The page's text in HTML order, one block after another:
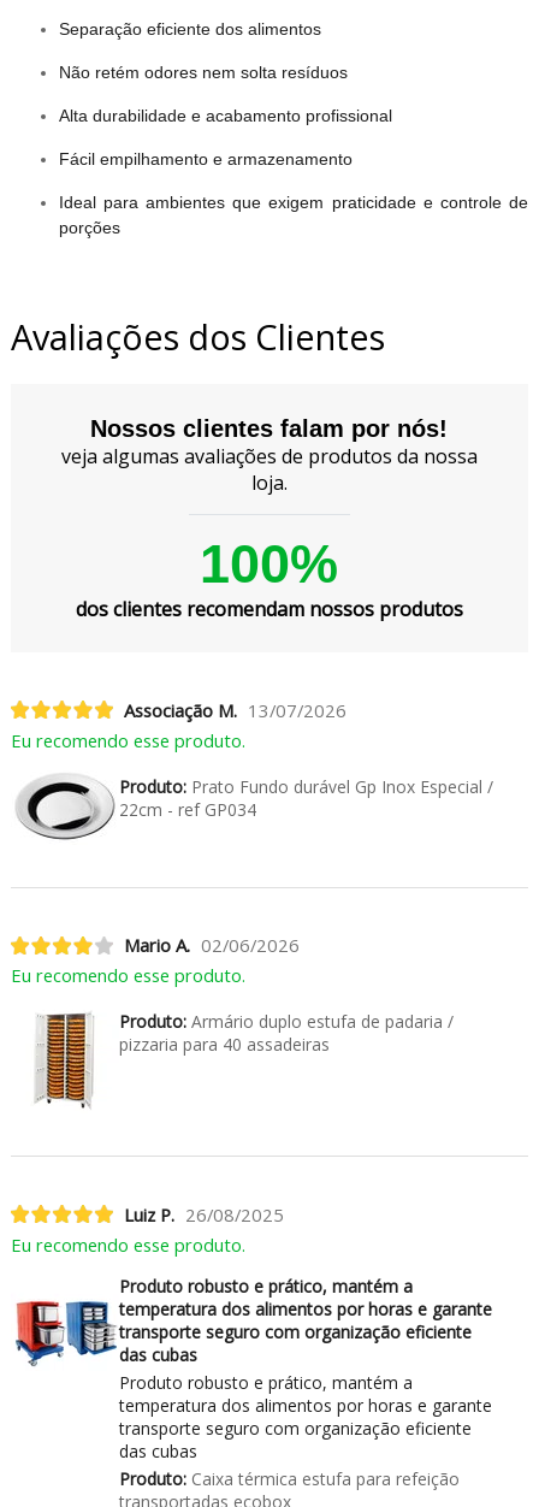
Separação eficiente dos alimentos
Não retém odores nem solta resíduos
Alta durabilidade e acabamento profissional
Fácil empilhamento e armazenamento
Ideal para ambientes que exigem praticidade e controle de
porções
Avaliações dos Clientes
Nossos clientes falam por nós!
veja algumas avaliações de produtos da nossa
loja.
100%
dos clientes recomendam nossos produtos
Associação M. 13/07/2026
Eu recomendo esse produto.
Produto:Prato Fundo durável Gp Inox Especial /
22cm - ref GP034
Mario A. 02/06/2026
Eu recomendo esse produto.
Produto:Armário duplo estufa de padaria /
pizzaria para 40 assadeiras
Luiz P. 26/08/2025
Eu recomendo esse produto.
Produto robusto e prático, mantém a
temperatura dos alimentos por horas e garante
transporte seguro com organização eficiente
das cubas
Produto robusto e prático, mantém a
temperatura dos alimentos por horas e garante
transporte seguro com organização eficiente
das cubas
Produto:Caixa térmica estufa para refeição
transportadas ecobox